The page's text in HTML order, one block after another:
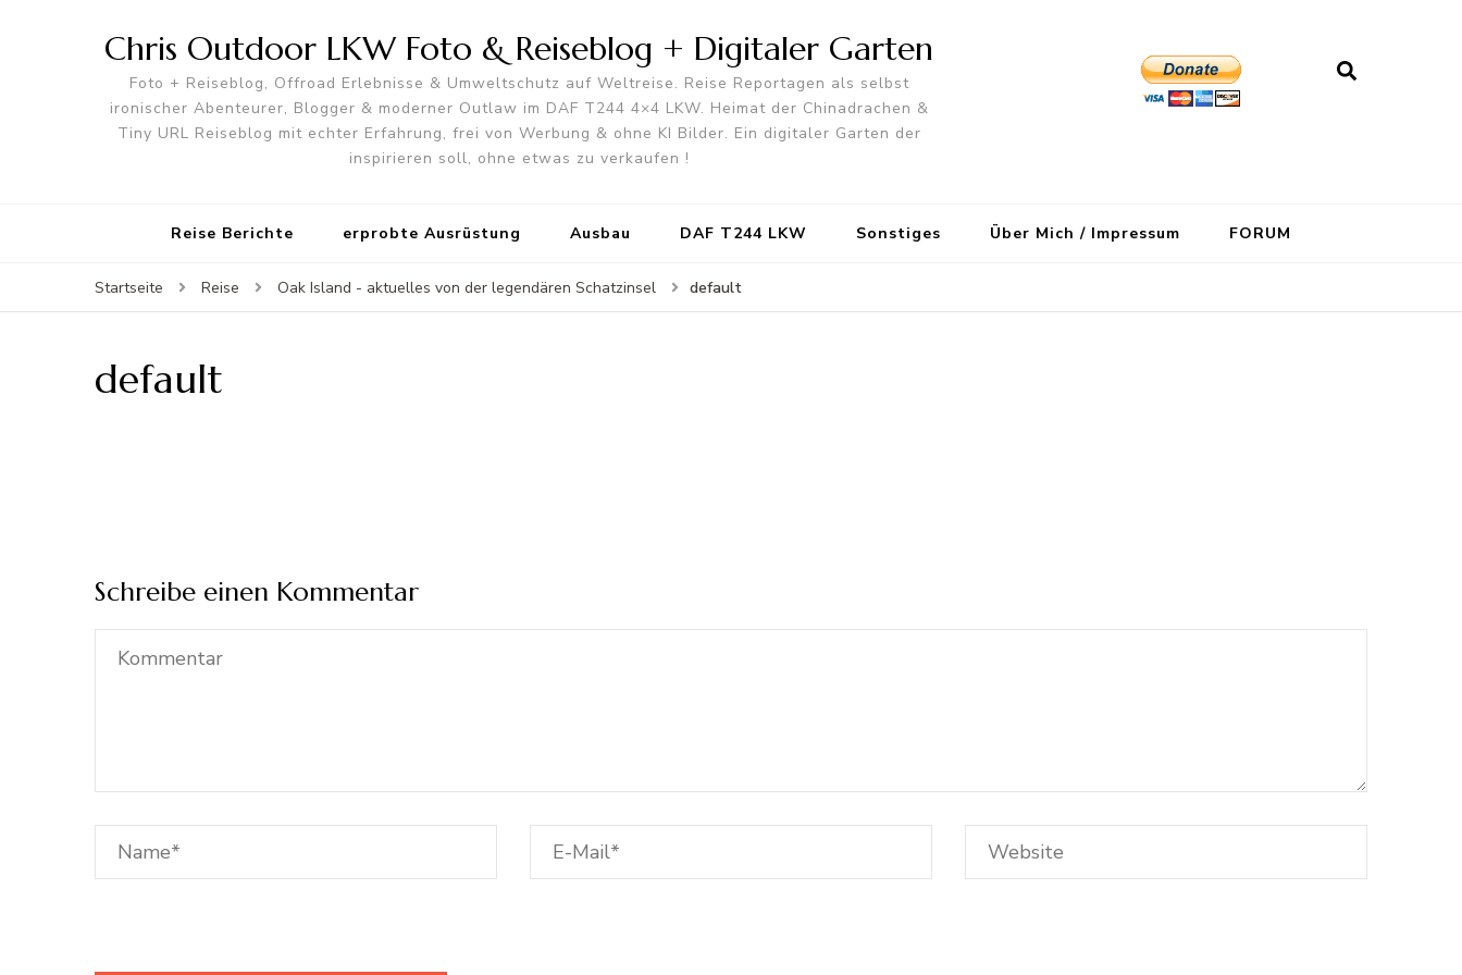
Chris Outdoor LKW Foto & Reiseblog + Digitaler Garten
Foto + Reiseblog, Offroad Erlebnisse & Umweltschutz auf Weltreise. Reise Reportagen als selbst
ironischer Abenteurer, Blogger & moderner Outlaw im DAF T244 4×4 LKW. Heimat der Chinadrachen &
Tiny URL Reiseblog mit echter Erfahrung, frei von Werbung & ohne KI Bilder. Ein digitaler Garten der
inspirieren soll, ohne etwas zu verkaufen !
Reise Berichte erprobte Ausrüstung Ausbau DAF T244 LKW Sonstiges Über Mich / Impressum FORUM
Startseite Reise Oak Island - aktuelles von der legendären Schatzinsel default
default
Schreibe einen Kommentar